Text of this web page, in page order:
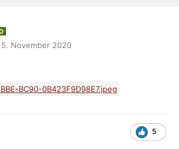
5. November 2020
5